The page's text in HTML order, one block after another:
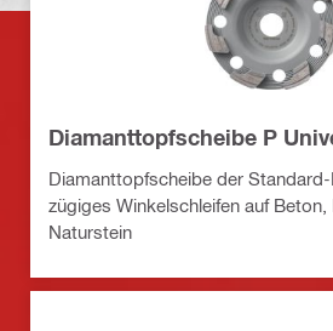
Diamanttopfscheibe P
Diamanttopfscheibe der
zügiges Winkelschleifen auf Beton,
Naturstein